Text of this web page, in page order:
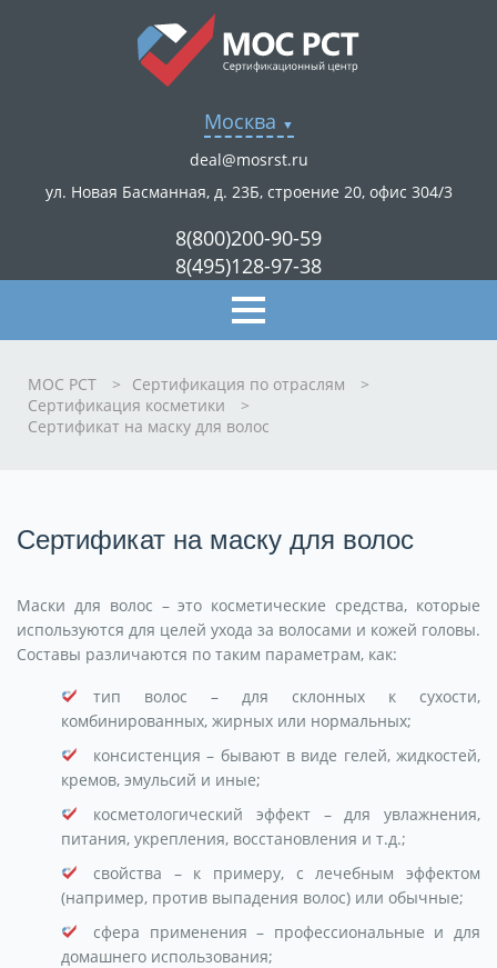
Москва
deal@mosrst.ru
ул. Новая Басманная, д. 23Б, строение 20, офис 304/3
8(800)200-90-59
8(495)128-97-38
МОС РСТ > Сертификация по отраслям
>
Сертификация косметики
>
Сертификат на маску для волос
Сертификат на маску для волос
Маски для волос – это косметические средства, которые
используются для целей ухода за волосами и кожей головы.
Составы различаются по таким параметрам, как:
тип волос – для склонных к сухости,
комбинированных, жирных или нормальных;
консистенция – бывают в виде гелей, жидкостей,
кремов, эмульсий и иные;
косметологический эффект – для увлажнения,
питания, укрепления, восстановления и т.д.;
свойства – к примеру, с лечебным эффектом
(например, против выпадения волос) или обычные;
сфера применения – профессиональные и для
домашнего использования;